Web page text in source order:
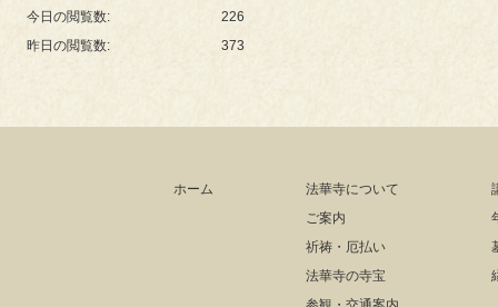
226
今日の閲覧数:
373
昨日の閲覧数:
ホーム
法華寺について
ご案内
祈祷・厄払い
法華寺の寺宝